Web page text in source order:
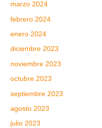
marzo 2024
febrero 2024
enero 2024
diciembre 2023
noviembre 2023
octubre 2023
septiembre 2023
agosto 2023
julio 2023